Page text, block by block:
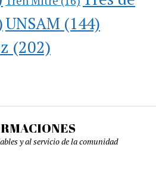
UNSAM (144)
(202)
y al servicio de la comunidad